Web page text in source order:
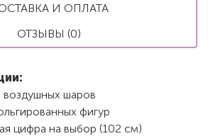
И ОПЛАТА
ОТЗЫВЫ (0)
шаров
фигур
цифра на выбор (102 см)